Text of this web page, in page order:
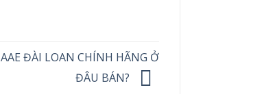
ĐÀI LOAN CHÍNH HÃNG Ở
ĐÂU BÁN?